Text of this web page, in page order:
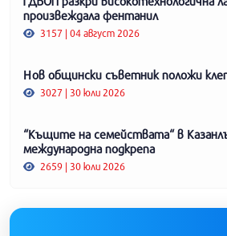
произвеждала фентанил
3157 | 04 август 2026
Нов общински съветник положи
3027 | 30 юли 2026
“Къщите на семействата“ в
международна подкрепа
2659 | 30 юли 2026